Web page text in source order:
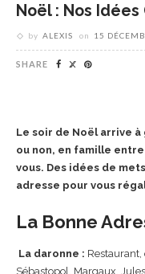
Noël : Nos
by ALEXIS on 15
SHARE
Le soir de Noël arrive à
ou non, en famille entre
vous. Des idées de
adresse pour vous
La Bonne
La daronne :
Sébastopol, Margaux,